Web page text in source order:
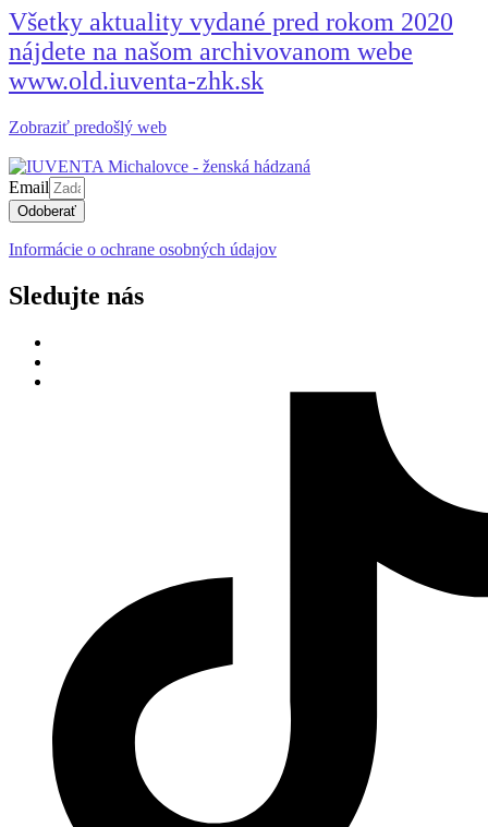
Všetky aktuality vydané pred rokom 2020
nájdete na našom archivovanom webe
www.old.iuventa-zhk.sk
Zobraziť predošlý web
Email
Odoberať
Informácie o ochrane osobných údajov
Sledujte nás